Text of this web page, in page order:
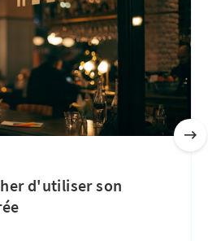
d'utiliser son